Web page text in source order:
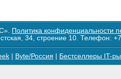
Политика конфиденциальности
34, строение 10. Телефон:
Byte/Россия Бестселлеры IT-